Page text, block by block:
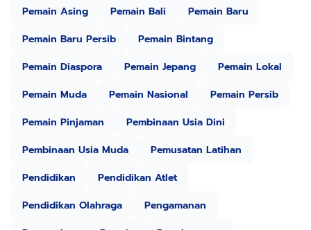
Pemain Asing
Pemain Bali
Pemain Baru
Pemain Baru Persib
Pemain Bintang
Pemain Diaspora
Pemain Jepang
Pemain Lokal
Pemain Muda
Pemain Nasional
Pemain Persib
Pemain Pinjaman
Pembinaan Usia Dini
Pembinaan Usia Muda
Pemusatan Latihan
Pendidikan
Pendidikan Atlet
Pendidikan Olahraga
Pengamanan